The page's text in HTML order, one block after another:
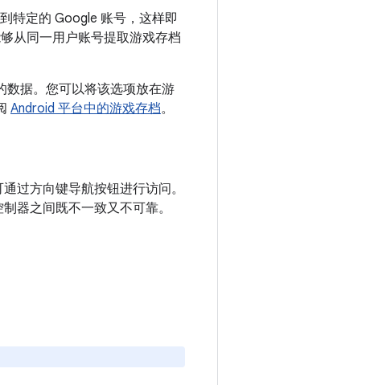
特定的 Google 账号，这样即
从同一用户账号提取游戏存档
数据。您可以将该选项放在游
Android 平台中的游戏存档。
过方向键导航按钮进行访问。
器之间既不一致又不可靠。